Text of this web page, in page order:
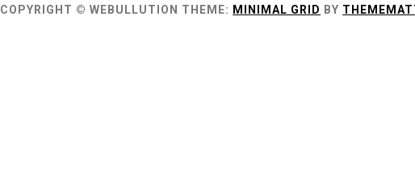
COPYRIGHT © WEBULLUTION THEME: MINIMAL GRID BY